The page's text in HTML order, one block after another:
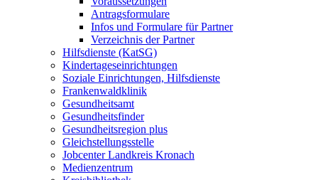
Antragsformulare
Infos und Formulare für Partner
Verzeichnis der Partner
Hilfsdienste (KatSG)
Kindertageseinrichtungen
Soziale Einrichtungen, Hilfsdienste
Frankenwaldklinik
Gesundheitsamt
Gesundheitsfinder
Gesundheitsregion plus
Gleichstellungsstelle
Jobcenter Landkreis Kronach
Medienzentrum